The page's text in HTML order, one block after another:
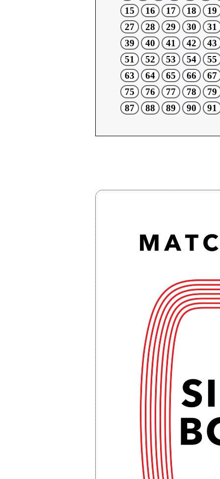
15
16 17 18
19
27
28 29 30
31
39
40 41 42
43
51
52 53 54
55
63
64 65 66
67
75
76 77 78
79
87
88 89 90 91